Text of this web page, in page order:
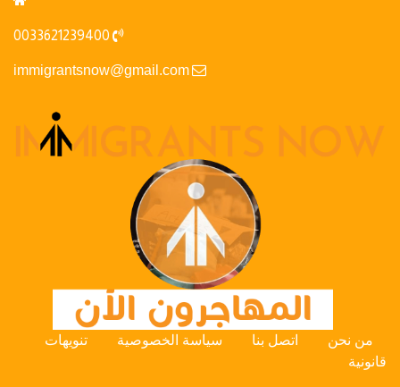
immigrantsnow@gmail.com
من نحن اتصل بنا سياسة الخصوصية
تنويهات
قانونية